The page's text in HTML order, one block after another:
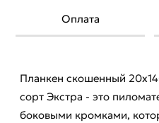
Оплата
Планкен скошенный
сорт Экстра - это
боковыми кромками,